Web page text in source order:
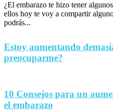
¿El embarazo te hizo tener
ellos hoy te voy a compartir
podrás...
Estoy aumentando
preocuparme?
10 Consejos para un
el embarazo